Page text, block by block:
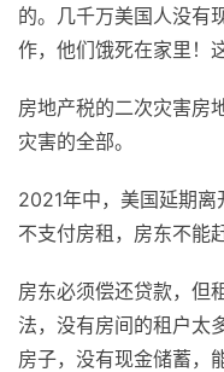
的。几千万美国人没有
作，他们饿死在家里！
房地产税的二次灾害房
灾害的全部。
2021年中，美国延期
不支付房租，房东不能
房东必须偿还贷款，但
法，没有房间的租户太
房子，没有现金储蓄，